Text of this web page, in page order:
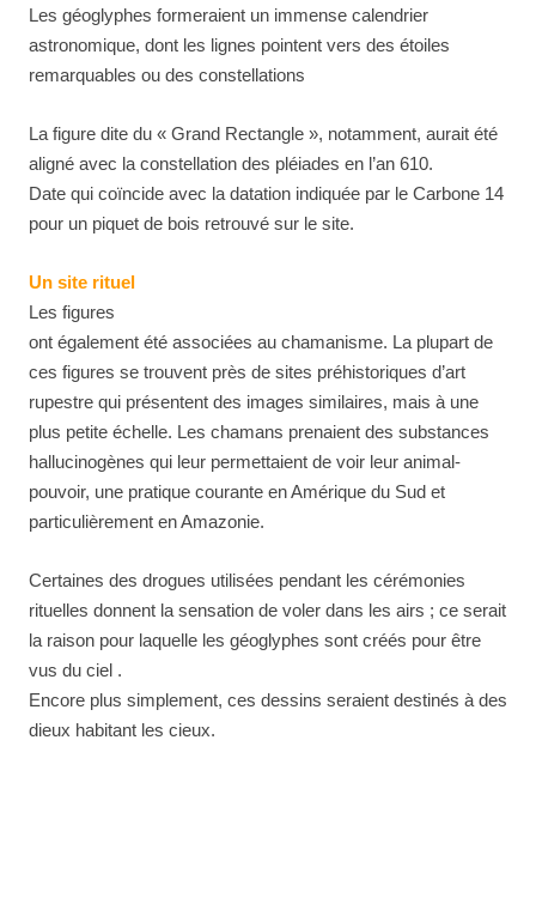
Les géoglyphes formeraient un immense calendrier
astronomique, dont les lignes pointent vers des étoiles
remarquables ou des constellations
La figure dite du « Grand Rectangle », notamment, aurait été
aligné avec la constellation des pléiades en l’an 610.
Date qui coïncide avec la datation indiquée par le Carbone 14
pour un piquet de bois retrouvé sur le site.
Un site rituel
Les figures
ont également été associées au chamanisme. La plupart de
ces figures se trouvent près de sites préhistoriques d’art
rupestre qui présentent des images similaires, mais à une
plus petite échelle. Les chamans prenaient des substances
hallucinogènes qui leur permettaient de voir leur animal-
pouvoir, une pratique courante en Amérique du Sud et
particulièrement en Amazonie.
Certaines des drogues utilisées pendant les cérémonies
rituelles donnent la sensation de voler dans les airs ; ce serait
la raison pour laquelle les géoglyphes sont créés pour être
vus du ciel .
Encore plus simplement, ces dessins seraient destinés à des
dieux habitant les cieux.